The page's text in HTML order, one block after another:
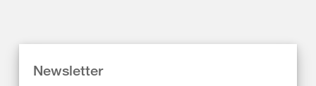
Newsletter